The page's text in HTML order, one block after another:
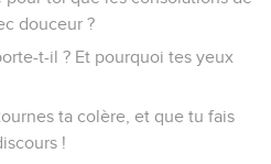
douceur ?
t-il ? Et pourquoi tes yeux
ta colère, et que tu fais
!